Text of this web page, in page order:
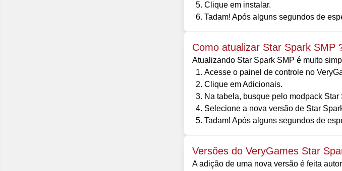
Clique em instalar.
Tadam! Após alguns segundos de
Como atualizar Star Spark SMP
Atualizando Star Spark SMP é muito
Acesse o painel de controle no
Clique em Adicionais.
Na tabela, busque pelo modpack
Selecione a nova versão de Star
Tadam! Após alguns segundos de
Versões do VeryGames Star
A adição de uma nova versão é feita